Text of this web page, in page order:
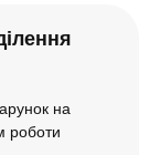
на
роботи